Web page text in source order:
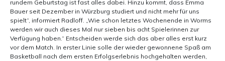
rundem Geburtstag ist fast alles dabei. Hinzu kommt, dass Emma
Bauer seit Dezember in Würzburg studiert und nicht mehr für uns
spielt“, informiert Radloff. „Wie schon letztes Wochenende in Worms
werden wir auch dieses Mal nur sieben bis acht Spielerinnen zur
Verfügung haben.“ Entscheiden werde sich das aber alles erst kurz
vor dem Match. In erster Linie solle der wieder gewonnene Spaß am
Basketball nach dem ersten Erfolgserlebnis hochgehalten werden,